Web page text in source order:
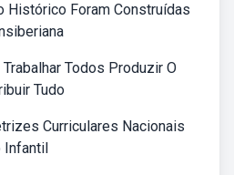
Histórico Foram Construídas
Todos Produzir O
Tudo
Curriculares Nacionais
Infantil